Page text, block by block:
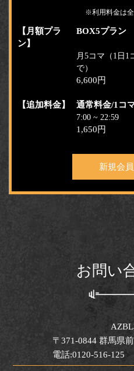
※利用料金は全
【月額プラ
ン】
BOX5プラン
月5コマ（1日1
で）
6,600円
【追加料金】 通常料金/1コ
7:00 ~ 22:59
1,650円
新規会
お問い
〒371-0844 群馬県
電話:0120-516-125